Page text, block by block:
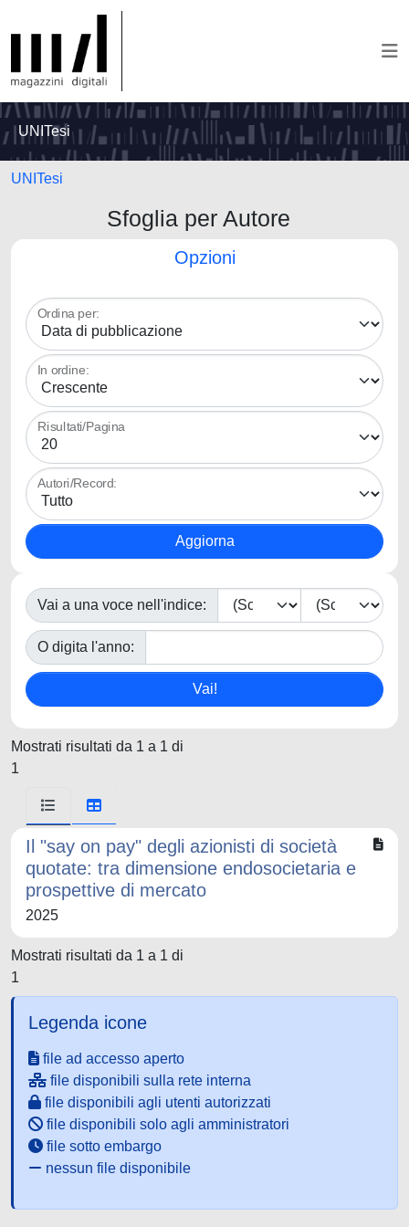
UNITesi
UNITesi
Sfoglia per Autore
Opzioni
Ordina per:
In ordine:
Risultati/Pagina
Autori/Record:
Vai a una voce nell'indice:
O digita l'anno:
Mostrati risultati da 1 a 1 di
1
Il "say on pay" degli azionisti di società
quotate: tra dimensione endosocietaria e
prospettive di mercato
2025
Mostrati risultati da 1 a 1 di
1
Legenda icone
file ad accesso aperto
file disponibili sulla rete interna
file disponibili agli utenti autorizzati
file disponibili solo agli amministratori
file sotto embargo
nessun file disponibile